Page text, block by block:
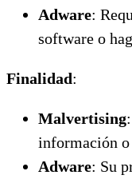
Adware:
software o
Finalidad:
Malvertising
información
Adware: Su